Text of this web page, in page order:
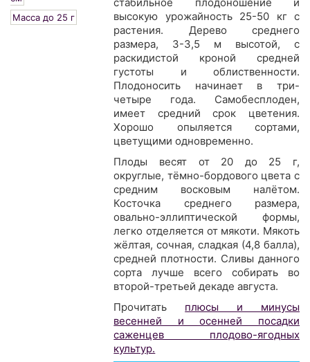
Масса до 25 г
стабильное плодоношение и
высокую урожайность 25-50 кг с
растения. Дерево среднего
размера, 3-3,5 м высотой, с
раскидистой кроной средней
густоты и облиственности.
Плодоносить начинает в три-
четыре года. Самобесплоден,
имеет средний срок цветения.
Хорошо опыляется сортами,
цветущими одновременно.
Плоды весят от 20 до 25 г,
округлые, тёмно-бордового цвета с
средним восковым налётом.
Косточка среднего размера,
овально-эллиптической формы,
легко отделяется от мякоти. Мякоть
жёлтая, сочная, сладкая (4,8 балла),
средней плотности. Сливы данного
сорта лучше всего собирать во
второй-третьей декаде августа.
Прочитать плюсы и минусы
весенней и осенней посадки
саженцев плодово-ягодных
культур.